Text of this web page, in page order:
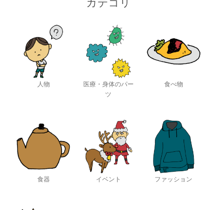
人物
医療・身体のパー
ツ
食べ物
食器 イベント ファッション